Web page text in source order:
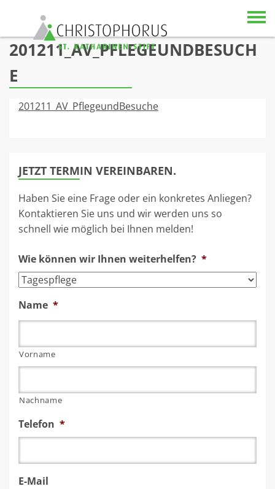
Skip to content
201211_AV_PFLEGEUNDBESUCH
E
201211_AV_PflegeundBesuche
JETZT TERMIN VEREINBAREN.
Haben Sie eine Frage oder ein konkretes Anliegen?
Kontaktieren Sie uns und wir werden uns so
schnell wie möglich bei Ihnen melden!
Wie können wir Ihnen weiterhelfen? *
Name *
Vorname
Nachname
Telefon *
E-Mail